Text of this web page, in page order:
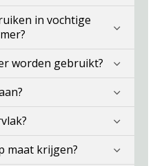
in vochtige
worden gebruikt?
maat krijgen?